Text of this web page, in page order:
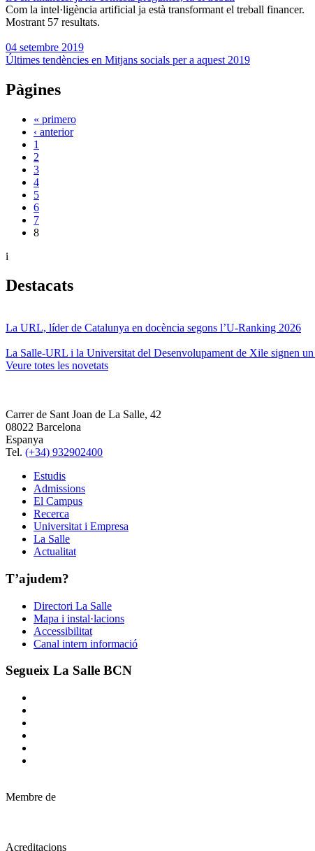
Com la intel·ligència artificial ja està transformant el treball financer.
Mostrant 57 resultats.
04 setembre 2019
Últimes tendències en Mitjans socials per a aquest 2019
Pàgines
« primero
‹ anterior
1
2
3
4
5
6
7
8
i
Destacats
La URL, líder de Catalunya en docència segons l’U-Ranking 2026
La Salle-URL i la Universitat del Desenvolupament de Xile signen
Veure totes les novetats
Carrer de Sant Joan de La Salle, 42
08022 Barcelona
Espanya
Tel. (+34) 932902400
Estudis
Admissions
El Campus
Recerca
Universitat i Empresa
La Salle
Actualitat
T’ajudem?
Directori La Salle
Mapa i instal·lacions
Accessibilitat
Canal intern informació
Segueix La Salle BCN
Membre de
Acreditacions